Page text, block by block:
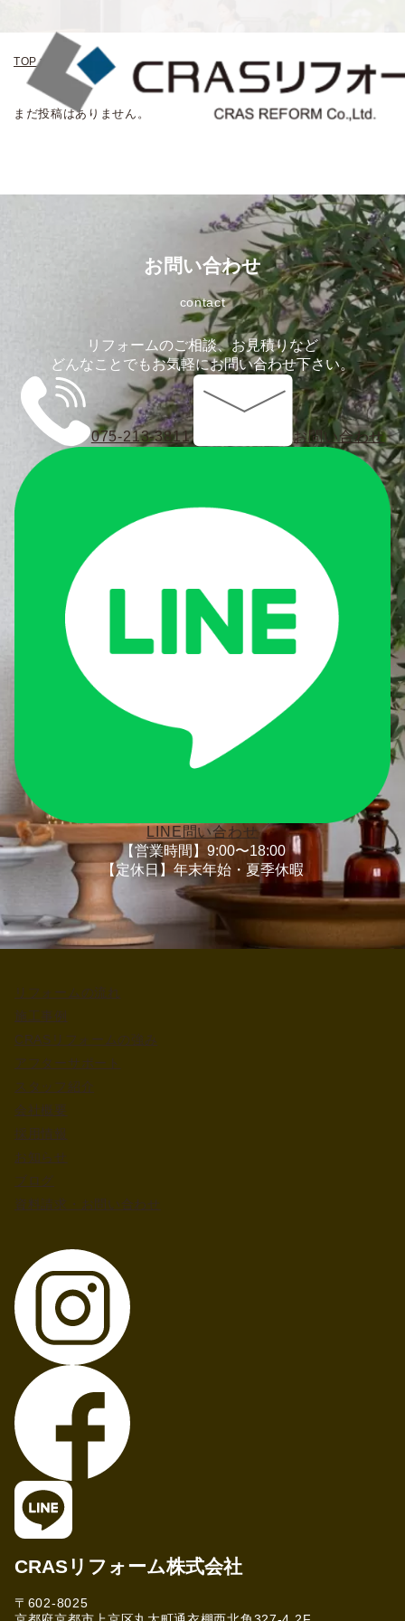
TOP> 取手
まだ投稿はありません。
お問い合わせ
contact
リフォームのご相談、お見積りなど
どんなことでもお気軽にお問い合わせ下さい。
075-213-3811 お問い合わせ
LINE問い合わせ
【営業時間】9:00〜18:00
【定休日】年末年始・夏季休暇
リフォームの流れ
CRASリフォームの強み
アフターサポート
施工事例
ブログ
スタッフ紹介
会社概要
採用情報
お知らせ
資料請求・お問い合わせ
CRASリフォーム株式会社
〒602-8025